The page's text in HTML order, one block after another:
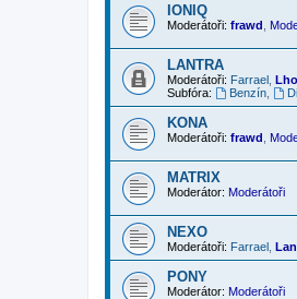
IONIQ
Moderátoři: frawd
LANTRA
Moderátoři: Farrael
Subfóra:
Benzín,
KONA
Moderátoři: frawd
MATRIX
Moderátor: Moderátoři
NEXO
Moderátoři: Farrael
PONY
Moderátor: Moderátoři